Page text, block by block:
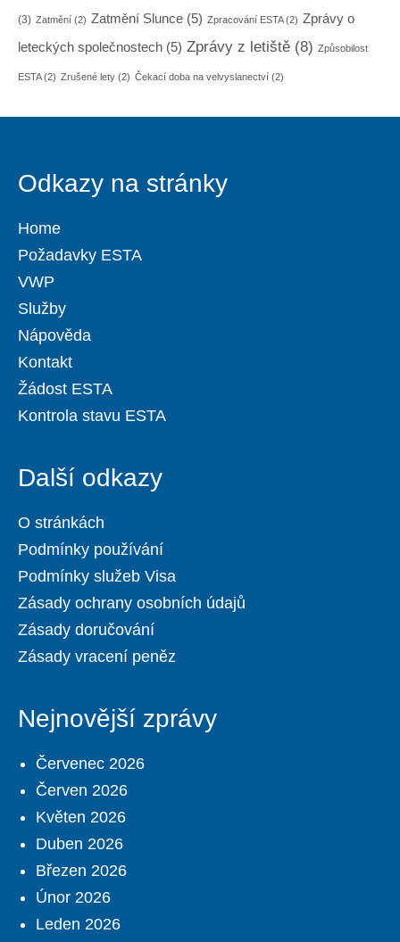
(3) Zatmění (2) Zatmění Slunce (5) Zpracování ESTA(2) Zprávy o
leteckých společnostech (5) Zprávy z letiště (8) Způsobilost
ESTA(2) Zrušené lety (2) Čekací doba na velvyslanectví (2)
Odkazy na stránky
Home
Požadavky ESTA
VWP
Služby
Nápověda
Kontakt
Žádost ESTA
Kontrola stavu ESTA
Další odkazy
O stránkách
Podmínky používání
Podmínky služeb Visa
Zásady ochrany osobních údajů
Zásady doručování
Zásady vracení peněz
Nejnovější zprávy
Červenec 2026
Červen 2026
Květen 2026
Duben 2026
Březen 2026
Únor 2026
Leden 2026